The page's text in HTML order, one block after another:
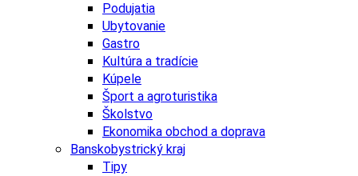
Podujatia
Ubytovanie
Gastro
Kultúra a tradície
Kúpele
Šport a agroturistika
Školstvo
Ekonomika obchod a doprava
Banskobystrický kraj
Tipy